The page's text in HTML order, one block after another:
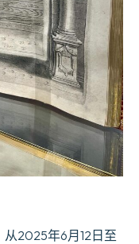
从2025年6月12日至